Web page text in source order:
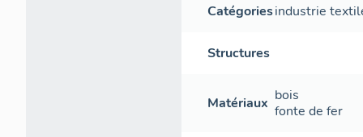
Catégoriesindustrie
Structures
Matériaux bois
fonte de fer